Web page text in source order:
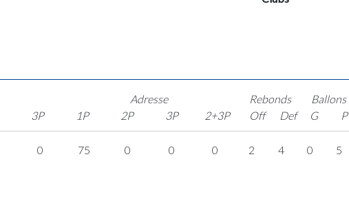
3P
Adresse
1P
2P 3P 2+3P
Rebonds
Off
Def
Ballons
G
P
0 75 0 0 0 2 4 0 5